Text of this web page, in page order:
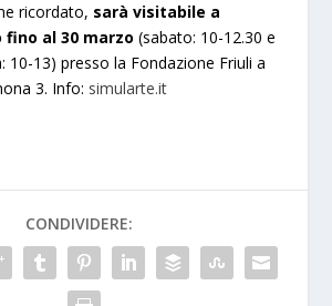
ricordato, sarà visitabile a
al 30 marzo (sabato: 10-12.30 e
10-13) presso la Fondazione Friuli a
3. Info: simularte.it
CONDIVIDERE: